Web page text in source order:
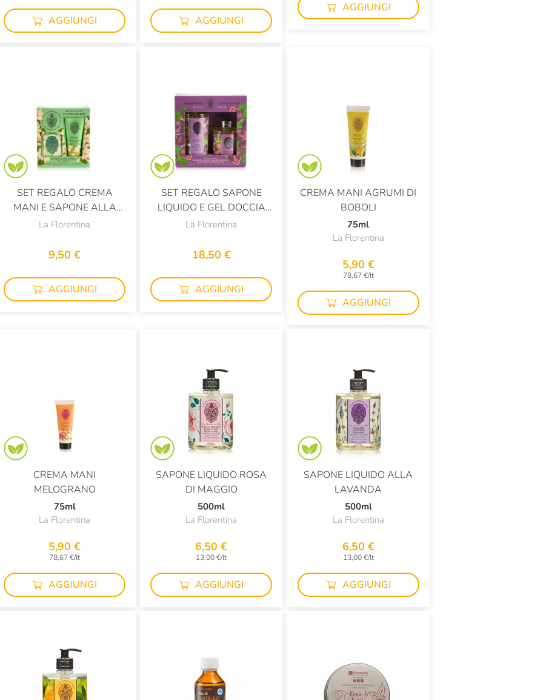
AGGIUNGI AGGIUNGI
AGGIUNGI
SET REGALO CREMA
MANI E SAPONE ALLA
MAGNOLIA
La Florentina
9,50 €
AGGIUNGI
SET REGALO SAPONE
LIQUIDO E GEL DOCCIA
AL FICO TOSCANO
La Florentina
18,50 €
AGGIUNGI
CREMA MANI AGRUMI DI
BOBOLI
75ml
La Florentina
5,90 €
78,67 €/lt
AGGIUNGI
CREMA MANI
MELOGRANO
75ml
La Florentina
5,90 €
78,67 €/lt
AGGIUNGI
SAPONE LIQUIDO ROSA
DI MAGGIO
500ml
La Florentina
6,50 €
13,00 €/lt
AGGIUNGI
SAPONE LIQUIDO ALLA
LAVANDA
500ml
La Florentina
6,50 €
13,00 €/lt
AGGIUNGI